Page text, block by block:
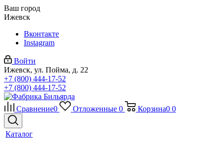
Ваш город
Ижевск
Вконтакте
Instagram
Войти
Ижевск, ул. Пойма, д. 22
+7 (800) 444-17-52
+7 (800) 444-17-52
Сравнение0 Отложенные 0 Корзина0 0
Каталог